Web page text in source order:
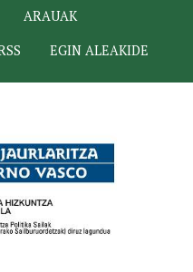
ARAUAK
EGIN ALEAKIDE